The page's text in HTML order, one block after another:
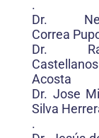
.
Dr.
Correa
Dr.
Castellanos
Acosta
Dr. Jose
Silva
.